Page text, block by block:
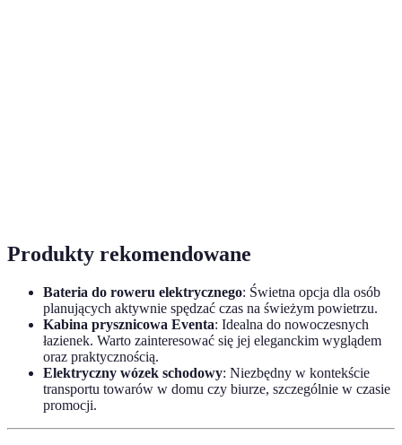
Produkty rekomendowane
Bateria do roweru elektrycznego: Świetna opcja dla osób
planujących aktywnie spędzać czas na świeżym powietrzu.
Kabina prysznicowa Eventa: Idealna do nowoczesnych
łazienek. Warto zainteresować się jej eleganckim wyglądem
oraz praktycznością.
Elektryczny wózek schodowy: Niezbędny w kontekście
transportu towarów w domu czy biurze, szczególnie w czasie
promocji.